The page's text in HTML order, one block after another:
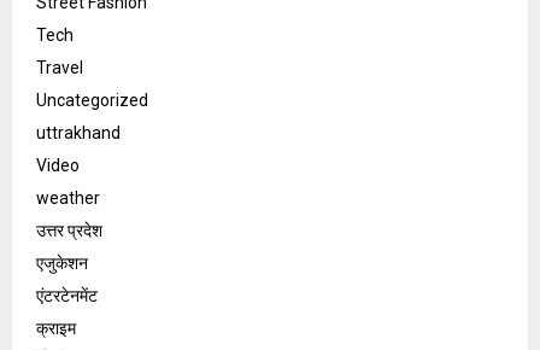
Tech
Travel
Uncategorized
uttrakhand
Video
weather
उत्तर प्रदेश
एजुकेशन
एंटरटेनमेंट
क्राइम